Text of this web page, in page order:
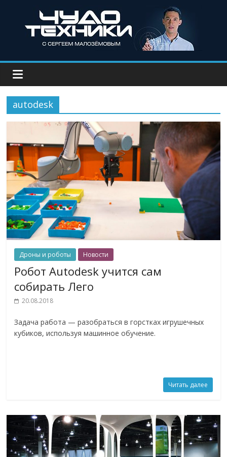
autodesk
Дроны и роботы Новости
Робот Autodesk учится сам
собирать Лего
20.08.2018
Задача работа — разобраться в горстках игрушечных
кубиков, используя машинное обучение.
Читать далее